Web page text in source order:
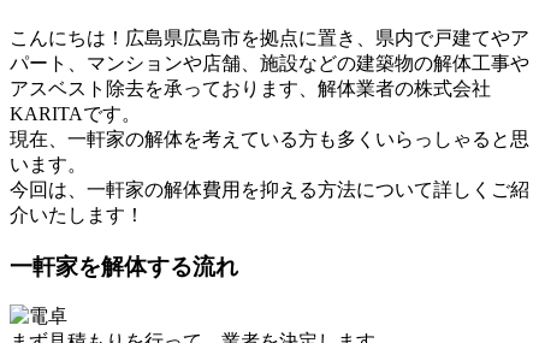
こんにちは！広島県広島市を拠点に置き、県内で戸建てやア
パート、マンションや店舗、施設などの建築物の解体工事や
アスベスト除去を承っております、解体業者の株式会社
KARITAです。
現在、一軒家の解体を考えている方も多くいらっしゃると思
います。
今回は、一軒家の解体費用を抑える方法について詳しくご紹
介いたします！
一軒家を解体する流れ